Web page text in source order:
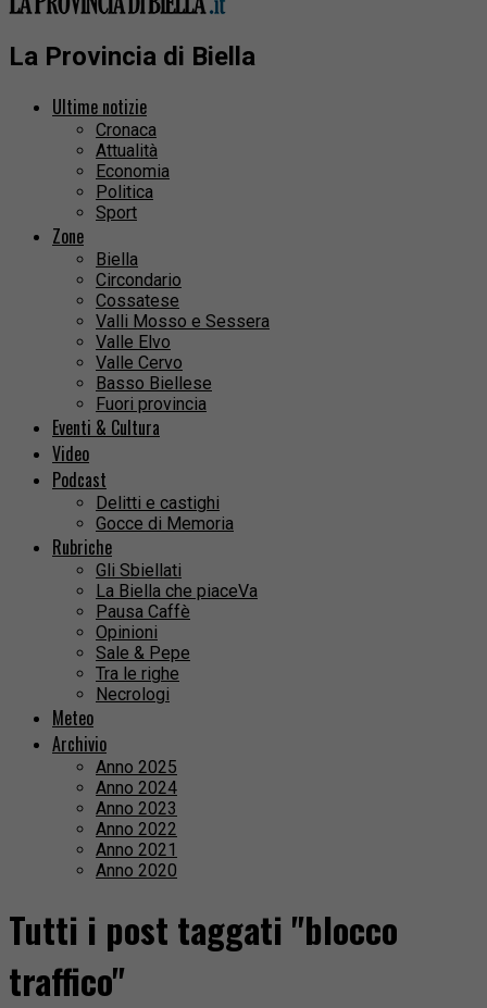
La Provincia di Biella
Ultime notizie
Cronaca
Attualità
Economia
Politica
Sport
Zone
Biella
Circondario
Cossatese
Valli Mosso e Sessera
Valle Elvo
Valle Cervo
Basso Biellese
Fuori provincia
Eventi & Cultura
Video
Podcast
Delitti e castighi
Gocce di Memoria
Rubriche
Gli Sbiellati
La Biella che piaceVa
Pausa Caffè
Opinioni
Sale & Pepe
Tra le righe
Necrologi
Meteo
Archivio
Anno 2025
Anno 2024
Anno 2023
Anno 2022
Anno 2021
Anno 2020
Tutti i post taggati "blocco
traffico"